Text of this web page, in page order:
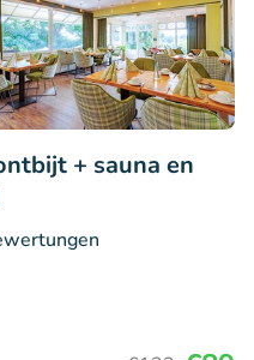
+ sauna en